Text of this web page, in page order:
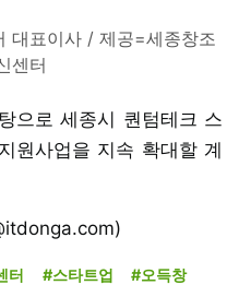
대표이사 / 제공=세종창조
센터
으로 세종시 퀀텀테크 스
원사업을 지속 확대할 계
터 #스타트업
#오득창